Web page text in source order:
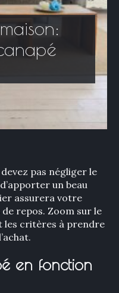
pas négliger le
un beau
assurera votre
repos. Zoom sur le
les critères à prendre
en fonction